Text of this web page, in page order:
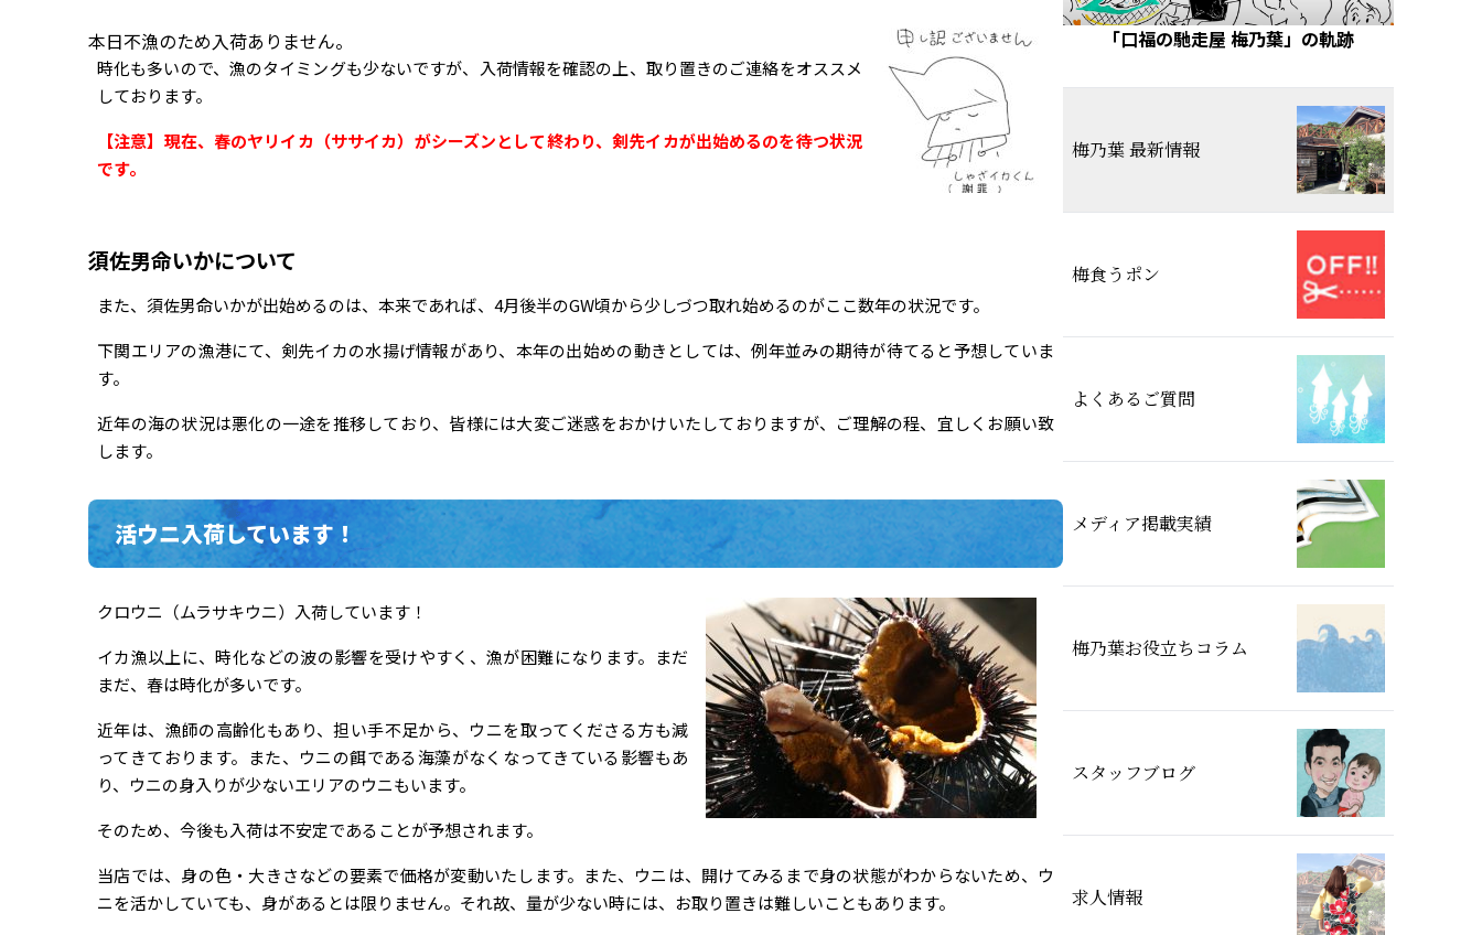
本日不漁のため入荷ありません。
時化も多いので、漁のタイミングも少ないですが、入荷情報を確認の上、取り置きのご連絡をオススメ
しております。
【注意】現在、春のヤリイカ（ササイカ）がシーズンとして終わり、剣先イカが出始めるのを待つ状況
です。
須佐男命いかについて
また、須佐男命いかが出始めるのは、本来であれば、4月後半のGW頃から少しづつ取れ始めるのがここ数年の状況です。
下関エリアの漁港にて、剣先イカの水揚げ情報があり、本年の出始めの動きとしては、例年並みの期待が待てると予想していま
す。
近年の海の状況は悪化の一途を推移しており、皆様には大変ご迷惑をおかけいたしておりますが、ご理解の程、宜しくお願い致
します。
活ウニ入荷しています！
クロウニ（ムラサキウニ）入荷しています！
イカ漁以上に、時化などの波の影響を受けやすく、漁が困難になります。まだ
まだ、春は時化が多いです。
近年は、漁師の高齢化もあり、担い手不足から、ウニを取ってくださる方も減
ってきております。また、ウニの餌である海藻がなくなってきている影響もあ
り、ウニの身入りが少ないエリアのウニもいます。
そのため、今後も入荷は不安定であることが予想されます。
当店では、身の色・大きさなどの要素で価格が変動いたします。また、ウニは、開けてみるまで身の状態がわからないため、ウ
ニを活かしていても、身があるとは限りません。それ故、量が少ない時には、お取り置きは難しいこともあります。
「口福の馳走屋 梅乃葉」の軌跡
梅乃葉 最新情報
梅食うポン
よくあるご質問
メディア掲載実績
梅乃葉お役立ちコラム
スタッフブログ
求人情報